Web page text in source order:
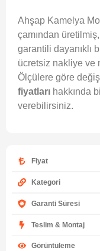
Ahşap Kamelya
çamından
garantili dayanıklı
ücretsiz nakliye ve
Ölçülere göre
fiyatları hakkında
verebilirsiniz.
Fiyat
Kategori
Garanti Süresi
Teslim & Montaj
Görüntüleme